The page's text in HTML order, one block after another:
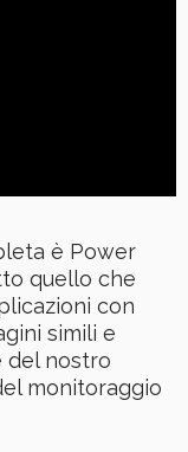
è Power
quello che
con
simili e
del nostro
monitoraggio